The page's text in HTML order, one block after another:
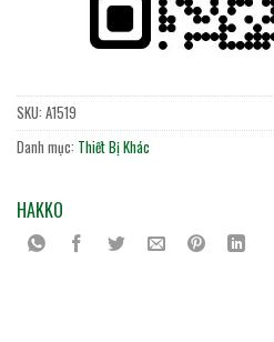
SKU: A1519
Danh mục: Thiết Bị Khác
HAKKO